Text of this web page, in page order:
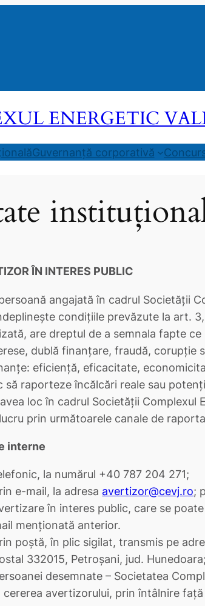
ENERGETIC
Guvernanță corporativă
ÎN INTERES PUBLIC
angajată în cadrul Societății
condițiile prevăzute la art.
are dreptul de a semnala fapte
dublă finanțare, fraudă, corupție
eficiență, eficacitate,
să raporteze încălcări reale sau
loc în cadrul Societății Complexul
prin următoarele canale de
interne
la numărul +40 787 204 271;
e-mail, la adresa avertizor@cevj.ro;
în interes public, care se
menționată anterior.
poștă, în plic sigilat, transmis pe
332015, Petroșani, jud.
desemnate – Societatea
cererea avertizorului, prin întâlnire